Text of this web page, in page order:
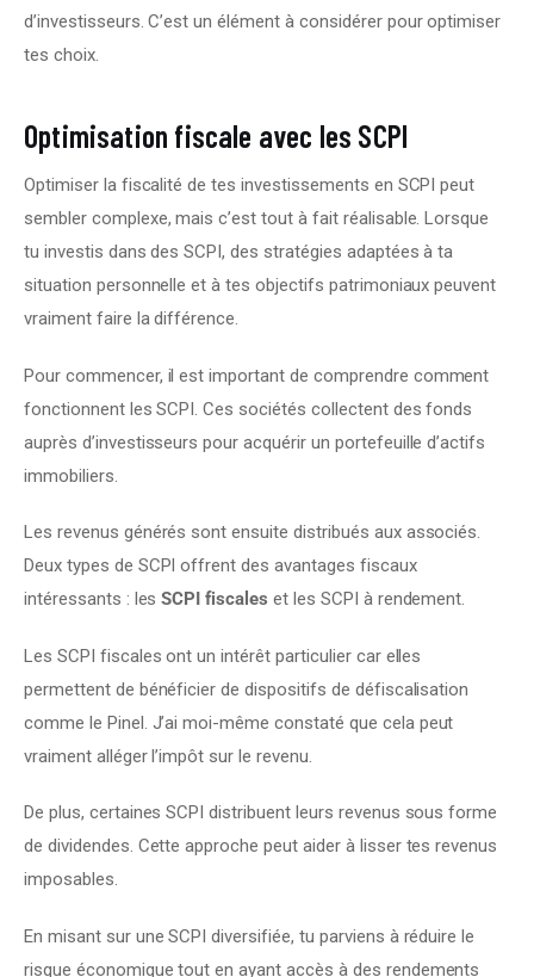
d’investisseurs. C’est un élément à considérer pour optimiser
tes choix.
Optimisation fiscale avec les SCPI
Optimiser la fiscalité de tes investissements en SCPI peut
sembler complexe, mais c’est tout à fait réalisable. Lorsque
tu investis dans des SCPI, des stratégies adaptées à ta
situation personnelle et à tes objectifs patrimoniaux peuvent
vraiment faire la différence.
Pour commencer, il est important de comprendre comment
fonctionnent les SCPI. Ces sociétés collectent des fonds
auprès d’investisseurs pour acquérir un portefeuille d’actifs
immobiliers.
Les revenus générés sont ensuite distribués aux associés.
Deux types de SCPI offrent des avantages fiscaux
intéressants : les SCPI fiscales et les SCPI à rendement.
Les SCPI fiscales ont un intérêt particulier car elles
permettent de bénéficier de dispositifs de défiscalisation
comme le Pinel. J’ai moi-même constaté que cela peut
vraiment alléger l’impôt sur le revenu.
De plus, certaines SCPI distribuent leurs revenus sous forme
de dividendes. Cette approche peut aider à lisser tes revenus
imposables.
En misant sur une SCPI diversifiée, tu parviens à réduire le
risque économique tout en ayant accès à des rendements